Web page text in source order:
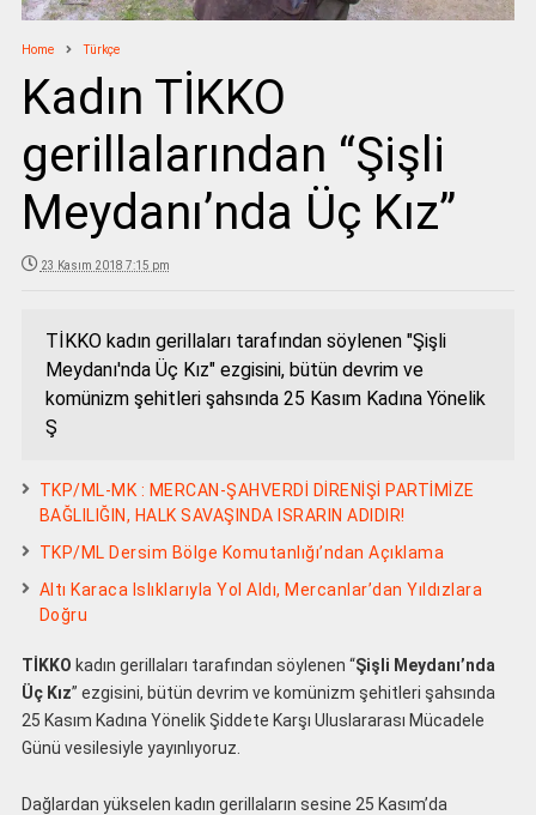
Home Türkçe
Kadın TİKKO
gerillalarından “Şişli
Meydanı’nda Üç Kız”
23 Kasım 2018 7:15 pm
TİKKO kadın gerillaları tarafından söylenen "Şişli
Meydanı'nda Üç Kız" ezgisini, bütün devrim ve
komünizm şehitleri şahsında 25 Kasım Kadına Yönelik
Ş
TKP/ML-MK : MERCAN-ŞAHVERDİ DİRENİŞİ PARTİMİZE
BAĞLILIĞIN, HALK SAVAŞINDA ISRARIN ADIDIR!
TKP/ML Dersim Bölge Komutanlığı’ndan Açıklama
Altı Karaca Islıklarıyla Yol Aldı, Mercanlar’dan Yıldızlara
Doğru
TİKKO kadın gerillaları tarafından söylenen “Şişli Meydanı’nda
Üç Kız” ezgisini, bütün devrim ve komünizm şehitleri şahsında
25 Kasım Kadına Yönelik Şiddete Karşı Uluslararası Mücadele
Günü vesilesiyle yayınlıyoruz.
Dağlardan yükselen kadın gerillaların sesine 25 Kasım’da